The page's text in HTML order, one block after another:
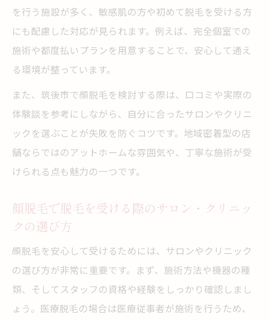
を行う施設が多く、敏感肌の方や初めて脱毛を受ける方
にも配慮した対応が見られます。例えば、完全個室での
施術や都度払いプランを用意することで、安心して通え
る環境が整っています。
また、筑後市で顔脱毛を検討する際は、口コミや実際の
体験談を参考にしながら、自分に合ったサロンやクリニ
ックを選ぶことが失敗を防ぐコツです。地域密着型の店
舗ならではのアットホームな雰囲気や、丁寧な施術が受
けられる点も魅力の一つです。
顔脱毛で脱毛を受ける際のサロン・クリニッ
クの選び方
顔脱毛を安心して受けるためには、サロンやクリニック
の選び方が非常に重要です。まず、施術方法や機器の種
類、そしてスタッフの資格や経験をしっかり確認しまし
ょう。医療脱毛の場合は医療従事者が施術を行うため、